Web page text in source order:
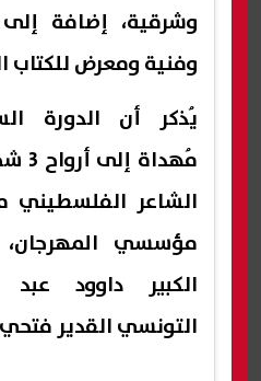
وشرقية، إضافة
وفنية ومعرض للكتاب
يُذكر أن الدورة
الشاعر الفلسطيني
مؤسسي المهرجان،
الكبير داوود عبد
التونسي القدير